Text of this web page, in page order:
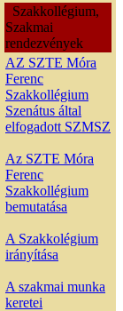
Szakkollégium,
Szakmai
rendezvények
AZ SZTE Móra
Ferenc
Szakkollégium
Szenátus által
elfogadott SZMSZ
Az SZTE Móra
Ferenc
Szakkollégium
bemutatása
A Szakkolégium
irányítása
A szakmai munka
keretei